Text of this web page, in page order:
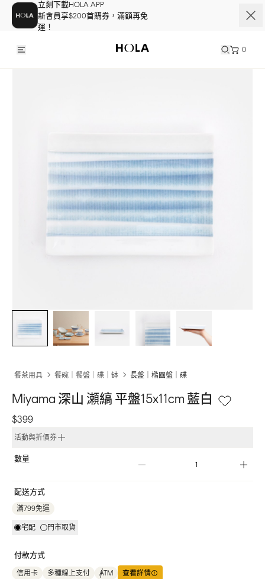
立刻下載HOLA APP
新會員享$200首購券，滿額再免
運！
0
餐茶用具 餐碗｜餐盤｜碟｜缽 長盤｜橢圓盤｜碟
Miyama 深山 瀬縞 平盤15x11cm 藍白
$399
活動與折價券
數量
配送方式
滿799免運
宅配 門市取貨
付款方式
信用卡 多種線上支付 ATM 查看詳情